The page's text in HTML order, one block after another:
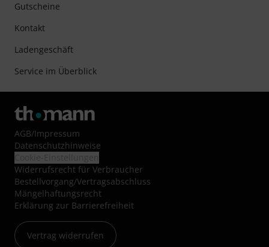
Gutscheine
Kontakt
Ladengeschäft
Service im Überblick
AGB/Impressum
Datenschutzhinweise
Widerrufsrecht für Verbraucher
Bestellvorgang/Vertragsabschluss
Mängelhaftungsrecht
Erklärung zur Barrierefreiheit
Vertrag widerrufen